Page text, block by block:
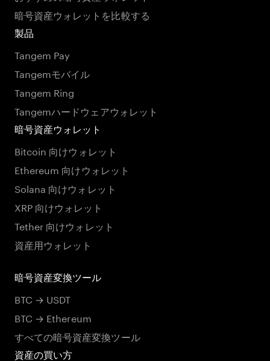
暗号資産ウォレットを比較する
製品
Tangem Pay
Tangemモバイル
Tangem Ring
Tangemハードウェアウォレット
暗号資産ウォレット
Bitcoin 向けウォレット
Ethereum 向けウォレット
Solana 向けウォレット
XRP 向けウォレット
Tether 向けウォレット
資産用ウォレット
暗号資産変換ツール
BTC → USDT
BTC → Ethereum
すべての暗号資産変換ツール
資産の買い方